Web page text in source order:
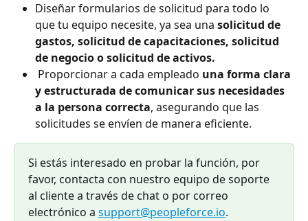
Diseñar formularios de solicitud para todo lo
que tu equipo necesite, ya sea una solicitud de
gastos, solicitud de capacitaciones, solicitud
de negocio o solicitud de activos.
Proporcionar a cada empleado una forma clara
y estructurada de comunicar sus necesidades
a la persona correcta, asegurando que las
solicitudes se envíen de manera eficiente.
Si estás interesado en probar la función, por
favor, contacta con nuestro equipo de soporte
al cliente a través de chat o por correo
electrónico a support@peopleforce.io.